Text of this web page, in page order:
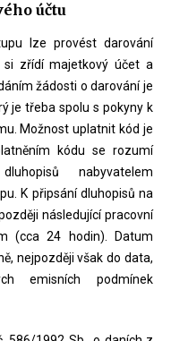
účtu
lze provést darování
si zřídí majetkový účet a
žádosti o darování je
je třeba spolu s pokyny k
Možnost uplatnit kód je
kódu se rozumí
nabyvatelem
K připsání dluhopisů na
následující pracovní
(cca 24 hodin). Datum
nejpozději však do data,
emisních podmínek